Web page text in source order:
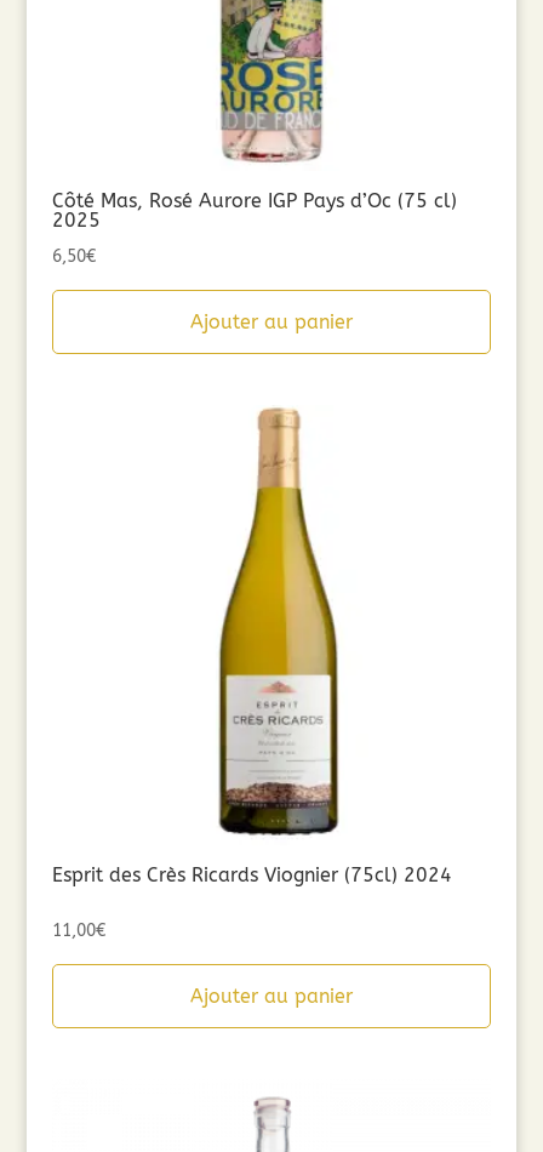
Côté Mas, Rosé Aurore IGP Pays d’Oc (75 cl)
2025
6,50€
Ajouter au panier
Esprit des Crès Ricards Viognier (75cl) 2024
11,00€
Ajouter au panier